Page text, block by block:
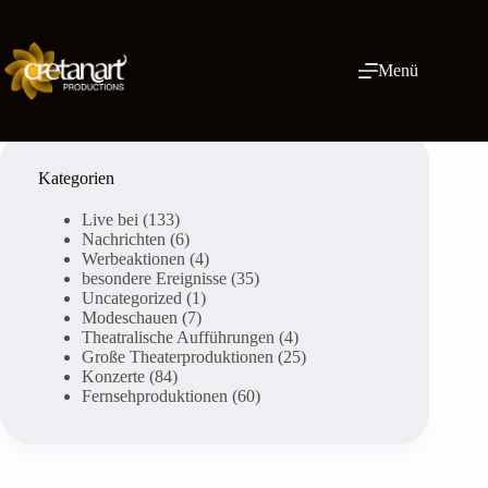
springen
Menü
Kategorien
Live bei (133)
Nachrichten (6)
Werbeaktionen (4)
besondere Ereignisse (35)
Uncategorized (1)
Modeschauen (7)
Theatralische Aufführungen (4)
Große Theaterproduktionen (25)
Konzerte (84)
Fernsehproduktionen (60)